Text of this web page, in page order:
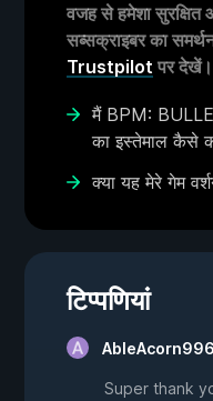
वजह से हमेशा
सब्सक्राइबर का समर्थन
Trustpilot पर देखें।
मैं BPM:
का इस्तेमाल कैसे
क्या यह मेरे गेम
टिप्पणियां
AbleAcorn996
Super thank